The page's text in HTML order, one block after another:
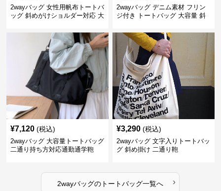
2wayバッグ 女性用帆布トートバ
ッグ 斜めがけショルダー対応 大
2wayバッグ デニム素材 フリン
ジ付き トートバッグ 大容量 斜
¥7,120 (税込)
2wayバッグ 大容量トートバッグ
二通り持ち方対応通勤通学鞄
¥3,290 (税込)
2wayバッグ 文字入りトートバッ
グ 斜め掛け 二通り鞄
2wayバッグの トートバッグ一覧へ ›